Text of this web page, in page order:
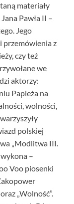
materiały
Pawła II –
Jego
przemówienia z
czy też
we
aktorzy:
Papieża na
wolności,
polskiej
„Modlitwa III.
wykona –
Voo piosenki
„Wolność”.